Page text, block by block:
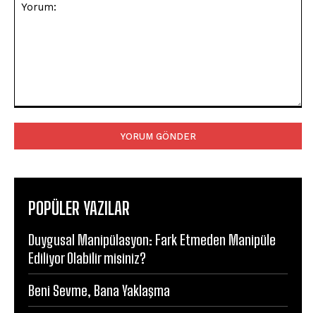
POPÜLER YAZILAR
Duygusal Manipülasyon: Fark Etmeden Manipüle
Ediliyor Olabilir misiniz?
Beni Sevme, Bana Yaklaşma